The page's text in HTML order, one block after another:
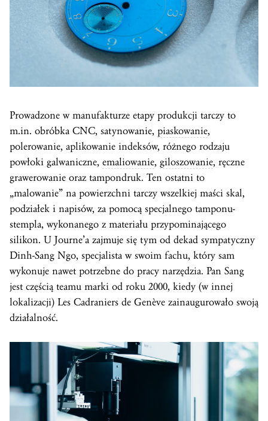
Prowadzone w manufakturze etapy produkcji tarczy to
m.in. obróbka CNC, satynowanie, piaskowanie,
polerowanie, aplikowanie indeksów, różnego rodzaju
powłoki galwaniczne, emaliowanie, giloszowanie, ręczne
grawerowanie oraz tampondruk. Ten ostatni to
„malowanie” na powierzchni tarczy wszelkiej maści skal,
podziałek i napisów, za pomocą specjalnego tamponu-
stempla, wykonanego z materiału przypominającego
silikon. U Journe’a zajmuje się tym od dekad sympatyczny
Dinh-Sang Ngo, specjalista w swoim fachu, który sam
wykonuje nawet potrzebne do pracy narzędzia. Pan Sang
jest częścią teamu marki od roku 2000, kiedy (w innej
lokalizacji) Les Cadraniers de Genève zainaugurowało swoją
działalność.